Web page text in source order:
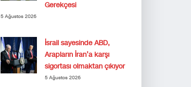
Gerekçesi
5 Ağustos 2026
İsrail sayesinde ABD,
Arapların İran’a karşı
sigortası olmaktan çıkıyor
5 Ağustos 2026